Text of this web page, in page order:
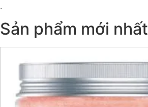
.
Sản phẩm mới nhất